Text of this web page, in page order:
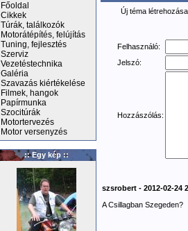
Főoldal
Cikkek
Túrák, találkozók
Motorátépítés, felújítás
Tuning, fejlesztés
Szerviz
Vezetéstechnika
Galéria
Szavazás kiértékelése
Filmek, hangok
Papírmunka
Szocitúrák
Motortervezés
Motor versenyzés
:: Egy kép ::
Új téma létrehozása
Felhasználó:
Jelszó:
Hozzászólás:
szsrobert - 2012-02-24
A Csillagban Szegeden?